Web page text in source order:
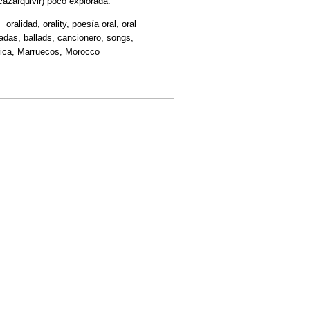
orality, poesía oral, oral
ballads, cancionero, songs,
Marruecos, Morocco